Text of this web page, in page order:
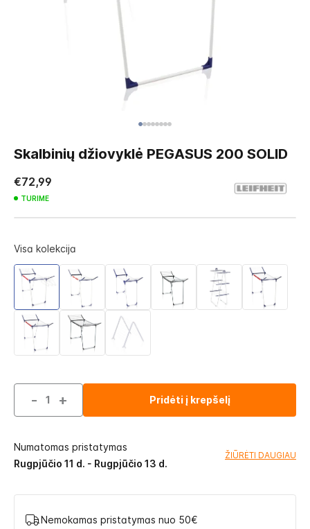
to
beginning
of
images
Skalbinių džiovyklė PEGASUS 200 SOLID
€72,99
TURIME
Visa kolekcija
- + Pridėti į krepšelį
Numatomas pristatymas
Rugpjūčio 11 d. - Rugpjūčio 13 d.
ŽIŪRĖTI DAUGIAU
Nemokamas pristatymas nuo 50€